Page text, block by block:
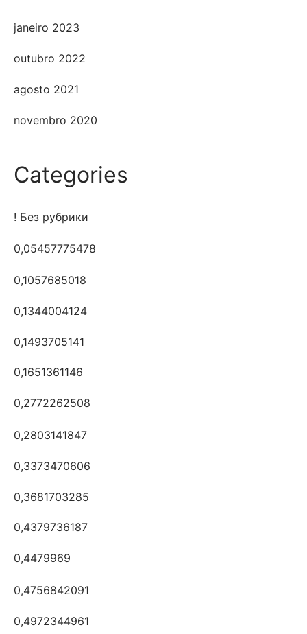
janeiro 2023
outubro 2022
agosto 2021
novembro 2020
Categories
! Без рубрики
0,05457775478
0,1057685018
0,1344004124
0,1493705141
0,1651361146
0,2772262508
0,2803141847
0,3373470606
0,3681703285
0,4379736187
0,4479969
0,4756842091
0,4972344961